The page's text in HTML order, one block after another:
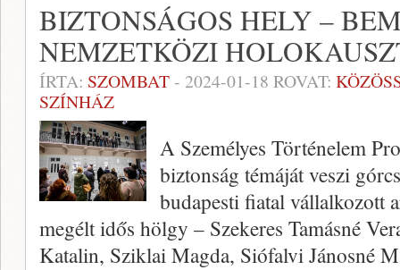
BIZTONSÁGOS HELY –
NEMZETKÖZI
ÍRTA: SZOMBAT- 2024-01-18 ROVAT:
SZÍNHÁZ
A Személyes Történelem
biztonság témáját veszi
budapesti fiatal vállalkozott
megélt idős hölgy – Szekeres Tamásné
Katalin, Sziklai Magda, Siófalvi Jánosné